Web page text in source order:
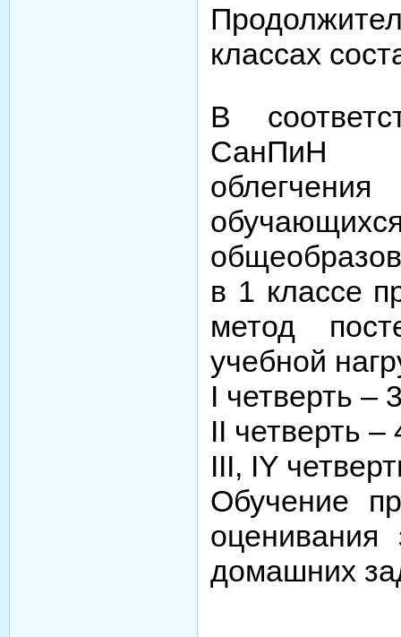
классах
В
СанПиН
в 1 классе
метод
учебной
I четверть –
II четверть
III, IY
Обучение
домашних